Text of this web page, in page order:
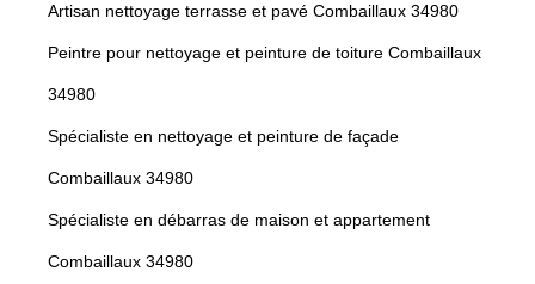
Artisan nettoyage terrasse et pavé Combaillaux 34980
Peintre pour nettoyage et peinture de toiture Combaillaux
34980
Spécialiste en nettoyage et peinture de façade
Combaillaux 34980
Spécialiste en débarras de maison et appartement
Combaillaux 34980